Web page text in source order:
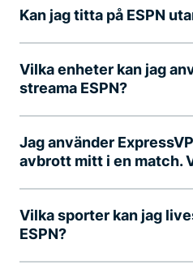
Kan jag titta på ESPN
Vilka enheter kan jag
streama ESPN?
Jag använder
avbrott mitt i en match.
Vilka sporter kan jag
ESPN?